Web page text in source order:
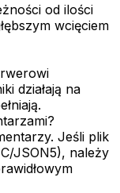
od ilości
wcięciem
działają na
Jeśli plik
JSON5), należy